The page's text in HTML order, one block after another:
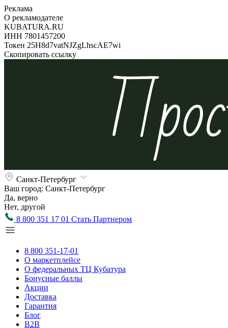
Реклама
О рекламодателе
KUBATURA.RU
ИНН 7801457200
Токен 25H8d7vatNJZgLhscAE7wi
Скопировать ссылку
Санкт-Петербург
Ваш город: Санкт-Петербург
Да, верно
Нет, другой
8 800 351 17 01 Стать Партнером
8 800 351-17-01
О маркетплейсе
О федеральных ТЦ Кубатура
Бонусные баллы
Акции
Доставка
Гарантия
Блог
B2B